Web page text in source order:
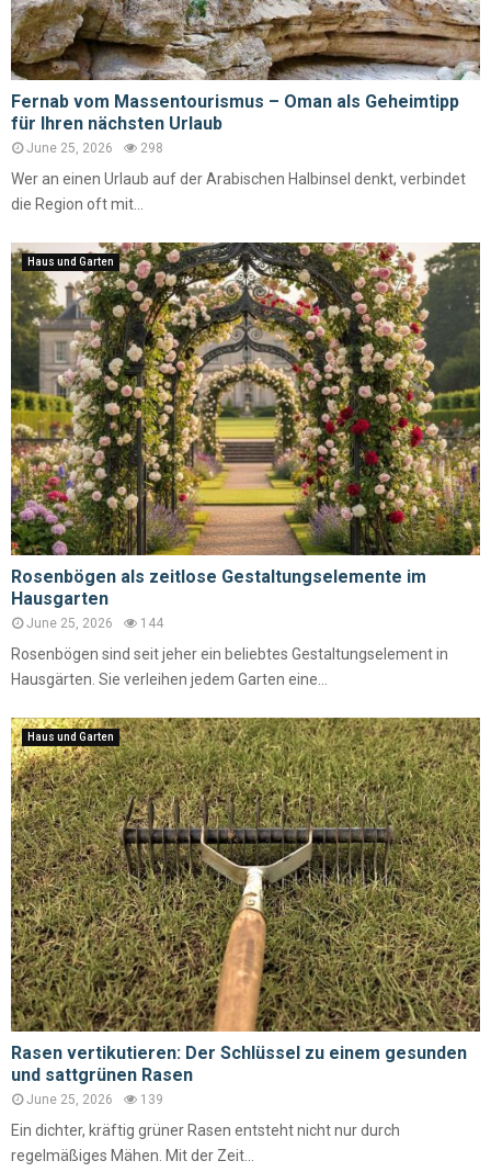
Fernab vom Massentourismus – Oman als Geheimtipp
für Ihren nächsten Urlaub
June 25, 2026 298
Wer an einen Urlaub auf der Arabischen Halbinsel denkt, verbindet
die Region oft mit...
Haus und Garten
Rosenbögen als zeitlose Gestaltungselemente im
Hausgarten
June 25, 2026 144
Rosenbögen sind seit jeher ein beliebtes Gestaltungselement in
Hausgärten. Sie verleihen jedem Garten eine...
Haus und Garten
Rasen vertikutieren: Der Schlüssel zu einem gesunden
und sattgrünen Rasen
June 25, 2026 139
Ein dichter, kräftig grüner Rasen entsteht nicht nur durch
regelmäßiges Mähen. Mit der Zeit...